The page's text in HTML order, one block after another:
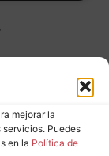
mejorar la
Puedes
en la Política de